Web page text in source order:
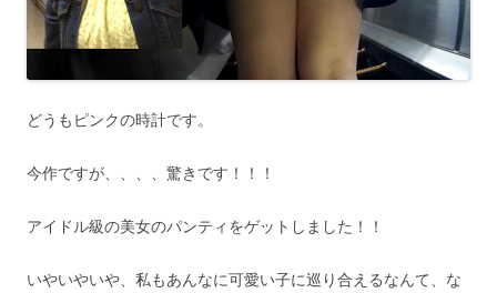
どうもピンクの時計です。
今作ですが、、、、驚きです！！！
アイドル級の美女のパンティをゲットしました！！
いやいやいや、私もあんなに可愛い子に巡り合えるなんて、な